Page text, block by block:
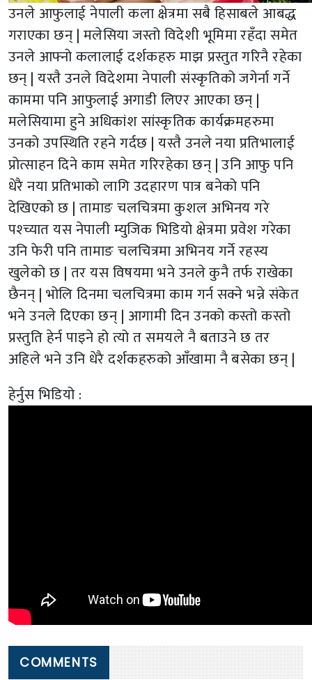
उनले आफुलाई नेपाली कला क्षेत्रमा सबै हिसाबले आबद्ध
गराएका छन् | मलेसिया जस्तो विदेशी भूमिमा रहँदा समेत
उनले आफ्नो कलालाई दर्शकहरु माझ प्रस्तुत गरिनै रहेका
छन् | यस्तै उनले विदेशमा नेपाली संस्कृतिको जगेर्ना गर्ने
काममा पनि आफुलाई अगाडी लिएर आएका छन् |
मलेसियामा हुने अधिकांश सांस्कृतिक कार्यक्रमहरुमा
उनको उपस्थिति रहने गर्दछ | यस्तै उनले नया प्रतिभालाई
प्रोत्साहन दिने काम समेत गरिरहेका छन् | उनि आफु पनि
धेरै नया प्रतिभाको लागि उदहारण पात्र बनेको पनि
देखिएको छ | तामाङ चलचित्रमा कुशल अभिनय गरे
पश्च्यात यस नेपाली म्युजिक भिडियो क्षेत्रमा प्रवेश गरेका
उनि फेरी पनि तामाङ चलचित्रमा अभिनय गर्ने रहस्य
खुलेको छ | तर यस विषयमा भने उनले कुनै तर्फ राखेका
छैनन् | भोलि दिनमा चलचित्रमा काम गर्न सक्ने भन्ने संकेत
भने उनले दिएका छन् | आगामी दिन उनको कस्तो कस्तो
प्रस्तुति हेर्न पाइने हो त्यो त समयले नै बताउने छ तर
अहिले भने उनि धेरै दर्शकहरुको आँखामा नै बसेका छन् |
हेर्नुस भिडियो :
COMMENTS